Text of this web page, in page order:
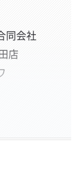
同会社
店